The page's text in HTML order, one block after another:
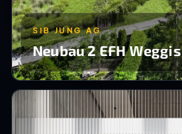
SIB JUNG AG
Neubau 2 EFH Weggis